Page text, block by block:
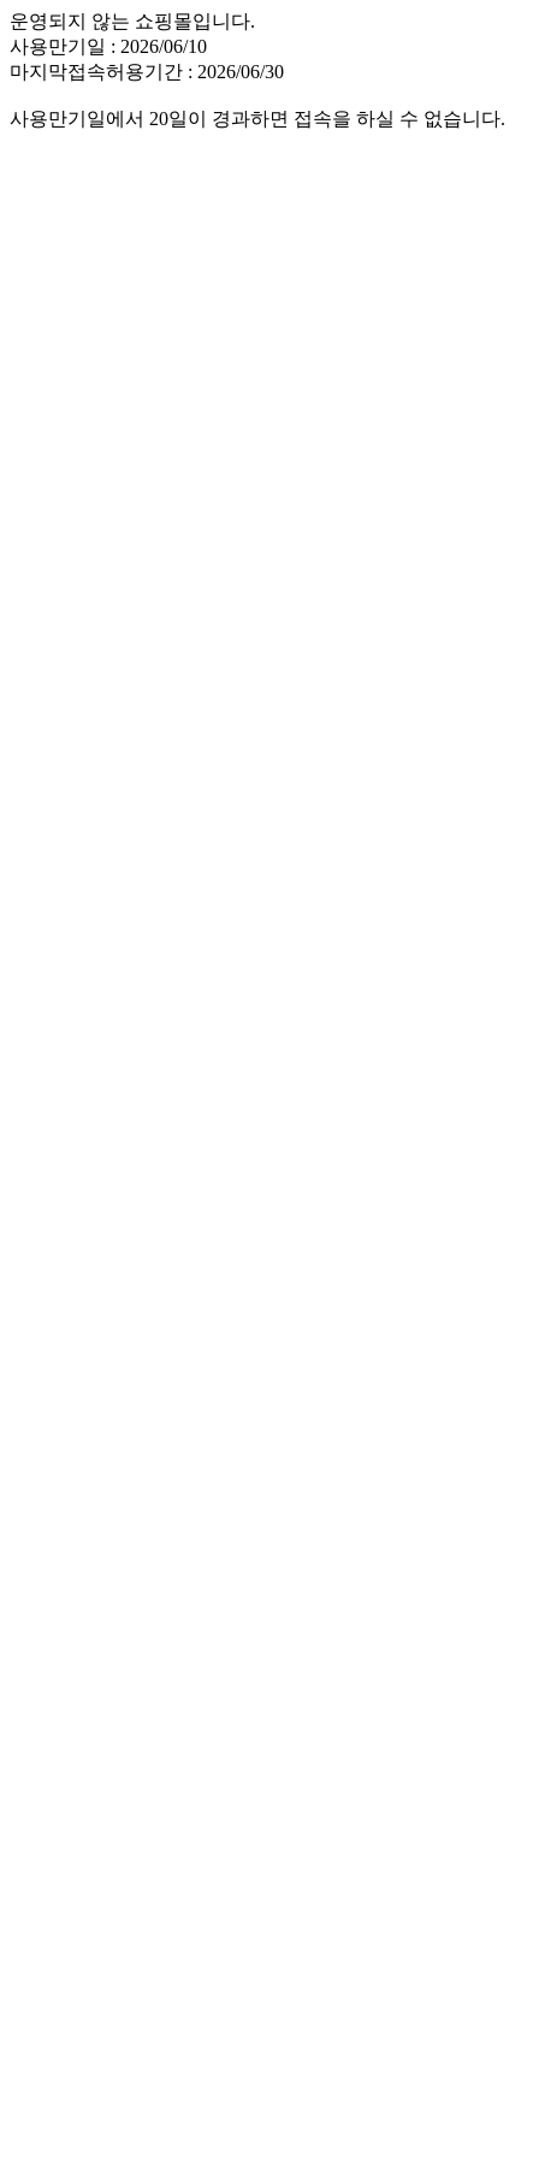
운영되지 않는 쇼핑몰입니다.
사용만기일 : 2026/06/10
마지막접속허용기간 : 2026/06/30
사용만기일에서 20일이 경과하면 접속을 하실 수 없습니다.